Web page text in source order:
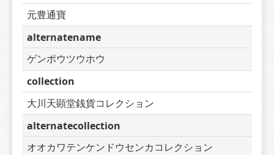
元豊通寶
alternatename
ゲンポウツウホウ
collection
大川天顕堂銭貨コレクション
alternatecollection
オオカワテンケンドウセンカコレクション